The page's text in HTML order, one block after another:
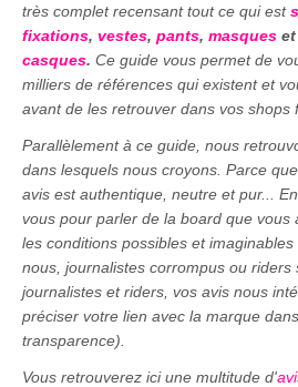
très complet recensant tout ce qui est
fixations, vestes, pants, masques
casques. Ce guide vous permet de
milliers de références qui existent et
avant de les retrouver dans vos shops
Parallèlement à ce guide, nous
dans lesquels nous croyons. Parce
avis est authentique, neutre et pur...
vous pour parler de la board que vous
les conditions possibles et
nous, journalistes corrompus ou riders
journalistes et riders, vos avis nous
préciser votre lien avec la marque
transparence).
Vous retrouverez ici une multitude d'